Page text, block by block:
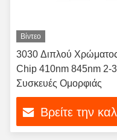
Βίντεο
3030 Διπλού
Chip 410nm 845nm 2-
Συσκευές Ομορφιάς
Βρείτε την